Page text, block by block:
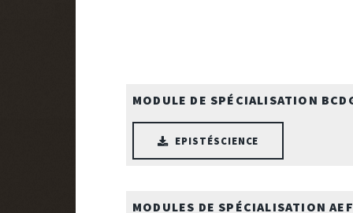
MODULE DE SPÉCIALISATION
EPISTÉSCIENCE
MODULES DE SPÉCIALISATION AEF